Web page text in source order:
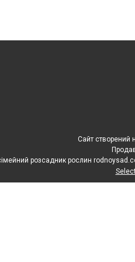
Сайт створений